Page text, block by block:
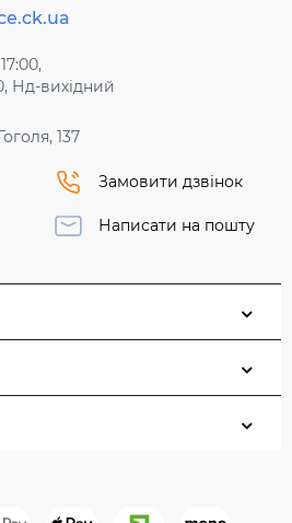
Нд-вихідний
137
Замовити дзвінок
Написати на пошту